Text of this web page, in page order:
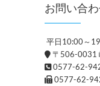
お問い合
平日10:00～
〒506-0031
0577-62-
0577-62-